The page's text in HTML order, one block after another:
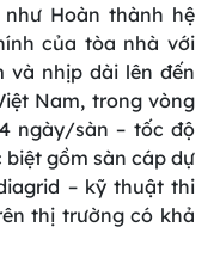
Hoàn thành hệ
của tòa nhà với
và nhịp dài lên đến
Nam, trong vòng
ngày/sàn – tốc độ
gồm sàn cáp dự
– kỹ thuật thi
thị trường có khả